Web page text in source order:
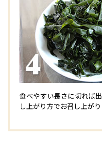
食べやすい長さに切れば
し上がり方でお召し上がり